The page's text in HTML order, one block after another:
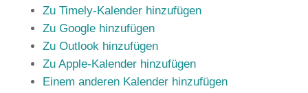
Zu Timely-Kalender hinzufügen
Zu Google hinzufügen
Zu Outlook hinzufügen
Zu Apple-Kalender hinzufügen
Einem anderen Kalender hinzufügen